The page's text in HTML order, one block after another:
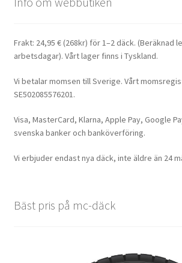
Frakt: 24,95 € (268kr) för 1–2 däck. (Beräknad
arbetsdagar). Vårt lager finns i Tyskland.
Vi betalar momsen till Sverige. Vårt
SE502085576201.
Visa, MasterCard, Klarna, Apple Pay, Google
svenska banker och banköverföring.
Vi erbjuder endast nya däck, inte äldre än 24
Bäst pris på mc-däck